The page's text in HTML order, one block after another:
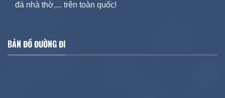
đá nhà thờ,... trên toàn quốc!
BẢN ĐỒ ĐƯỜNG ĐI